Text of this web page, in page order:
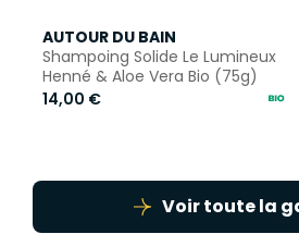
AUTOUR DU BAIN
Shampoing Solide Le Lumineux
Henné & Aloe Vera Bio (75g)
14,00 €
Voir toute la